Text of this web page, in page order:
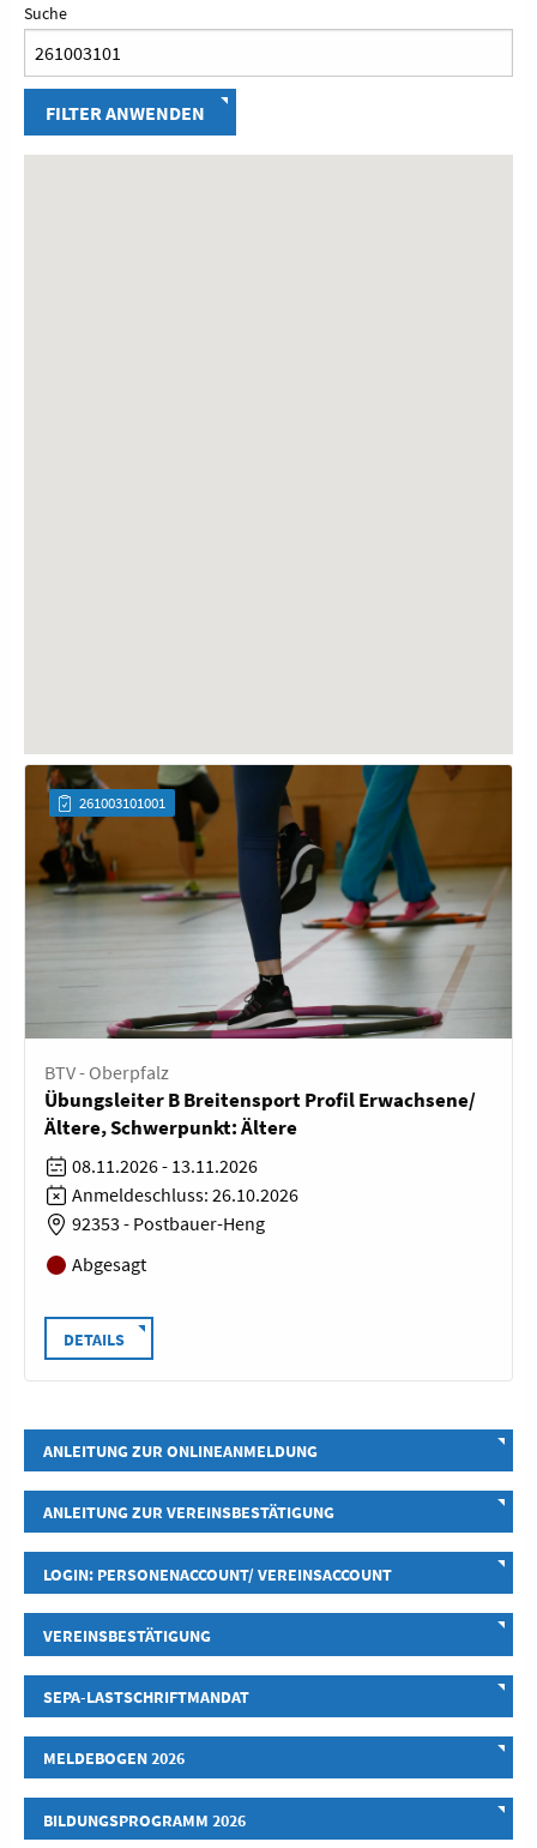
Suche
FILTER ANWENDEN
261003101001
BTV - Oberpfalz
Übungsleiter B Breitensport Profil Erwachsene/
Ältere, Schwerpunkt: Ältere
08.11.2026 - 13.11.2026
Anmeldeschluss: 26.10.2026
92353 - Postbauer-Heng
Abgesagt
DETAILS
ANLEITUNG ZUR ONLINEANMELDUNG
ANLEITUNG ZUR VEREINSBESTÄTIGUNG
LOGIN: PERSONENACCOUNT/ VEREINSACCOUNT
VEREINSBESTÄTIGUNG
SEPA-LASTSCHRIFTMANDAT
MELDEBOGEN 2026
BILDUNGSPROGRAMM 2026